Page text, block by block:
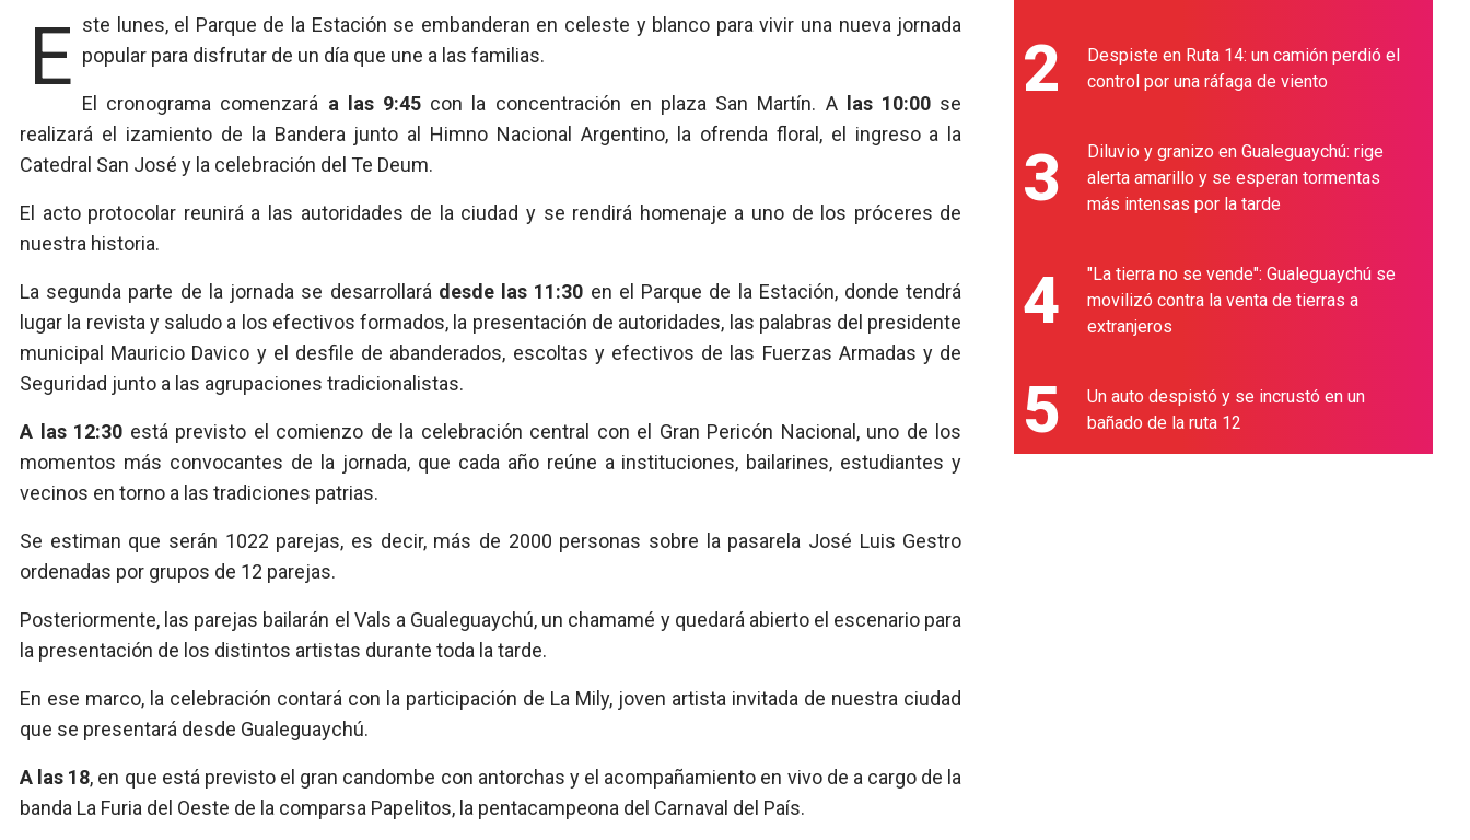
Este lunes, el Parque de la Estación se embanderan en celeste y blanco para vivir una nueva jornada popular para disfrutar de un día que une a las familias.
El cronograma comenzará a las 9:45 con la concentración en plaza San Martín. A las 10:00 se
realizará el izamiento de la Bandera junto al Himno Nacional Argentino, la ofrenda floral, el ingreso a la
Catedral San José y la celebración del Te Deum.
El acto protocolar reunirá a las autoridades de la ciudad y se rendirá homenaje a uno de los próceres de
nuestra historia.
La segunda parte de la jornada se desarrollará desde las 11:30 en el Parque de la Estación, donde tendrá
lugar la revista y saludo a los efectivos formados, la presentación de autoridades, las palabras del presidente
municipal Mauricio Davico y el desfile de abanderados, escoltas y efectivos de las Fuerzas Armadas y de
Seguridad junto a las agrupaciones tradicionalistas.
A las 12:30 está previsto el comienzo de la celebración central con el Gran Pericón Nacional, uno de los
momentos más convocantes de la jornada, que cada año reúne a instituciones, bailarines, estudiantes y
vecinos en torno a las tradiciones patrias.
Se estiman que serán 1022 parejas, es decir, más de 2000 personas sobre la pasarela José Luis Gestro
ordenadas por grupos de 12 parejas.
Posteriormente, las parejas bailarán el Vals a Gualeguaychú, un chamamé y quedará abierto el escenario para
la presentación de los distintos artistas durante toda la tarde.
En ese marco, la celebración contará con la participación de La Mily, joven artista invitada de nuestra ciudad
que se presentará desde Gualeguaychú.
A las 18, en que está previsto el gran candombe con antorchas y el acompañamiento en vivo de a cargo de la
banda La Furia del Oeste de la comparsa Papelitos, la pentacampeona del Carnaval del País.
2
Despiste en Ruta 14: un camión perdió el
control por una ráfaga de viento
3
Diluvio y granizo en Gualeguaychú: rige
alerta amarillo y se esperan tormentas
más intensas por la tarde
4
"La tierra no se vende": Gualeguaychú se
movilizó contra la venta de tierras a
extranjeros
5
Un auto despistó y se incrustó en un
bañado de la ruta 12